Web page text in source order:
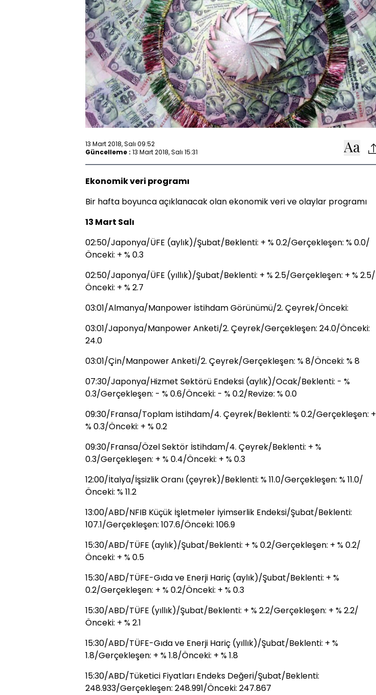
13 Mart 2018, Salı 09:52
Güncelleme : 13 Mart 2018, Salı 15:31
Ekonomik veri programı
Bir hafta boyunca açıklanacak olan ekonomik veri ve olaylar programı
13 Mart Salı
02:50/Japonya/ÜFE (aylık)/Şubat/Beklenti: + % 0.2/Gerçekleşen: % 0.0/
Önceki: + % 0.3
02:50/Japonya/ÜFE (yıllık)/Şubat/Beklenti: + % 2.5/Gerçekleşen: + % 2.5/
Önceki: + % 2.7
03:01/Almanya/Manpower İstihdam Görünümü/2. Çeyrek/Önceki:
03:01/Japonya/Manpower Anketi/2. Çeyrek/Gerçekleşen: 24.0/Önceki:
24.0
03:01/Çin/Manpower Anketi/2. Çeyrek/Gerçekleşen: % 8/Önceki: % 8
07:30/Japonya/Hizmet Sektörü Endeksi (aylık)/Ocak/Beklenti: - %
0.3/Gerçekleşen: - % 0.6/Önceki: - % 0.2/Revize: % 0.0
09:30/Fransa/Toplam İstihdam/4. Çeyrek/Beklenti: % 0.2/Gerçekleşen: +
% 0.3/Önceki: + % 0.2
09:30/Fransa/Özel Sektör İstihdam/4. Çeyrek/Beklenti: + %
0.3/Gerçekleşen: + % 0.4/Önceki: + % 0.3
12:00/İtalya/İşsizlik Oranı (çeyrek)/Beklenti: % 11.0/Gerçekleşen: % 11.0/
Önceki: % 11.2
13:00/ABD/NFIB Küçük İşletmeler İyimserlik Endeksi/Şubat/Beklenti:
107.1/Gerçekleşen: 107.6/Önceki: 106.9
15:30/ABD/TÜFE (aylık)/Şubat/Beklenti: + % 0.2/Gerçekleşen: + % 0.2/
Önceki: + % 0.5
15:30/ABD/TÜFE-Gıda ve Enerji Hariç (aylık)/Şubat/Beklenti: + %
0.2/Gerçekleşen: + % 0.2/Önceki: + % 0.3
15:30/ABD/TÜFE (yıllık)/Şubat/Beklenti: + % 2.2/Gerçekleşen: + % 2.2/
Önceki: + % 2.1
15:30/ABD/TÜFE-Gıda ve Enerji Hariç (yıllık)/Şubat/Beklenti: + %
1.8/Gerçekleşen: + % 1.8/Önceki: + % 1.8
15:30/ABD/Tüketici Fiyatları Endeks Değeri/Şubat/Beklenti:
248.933/Gerçekleşen: 248.991/Önceki: 247.867